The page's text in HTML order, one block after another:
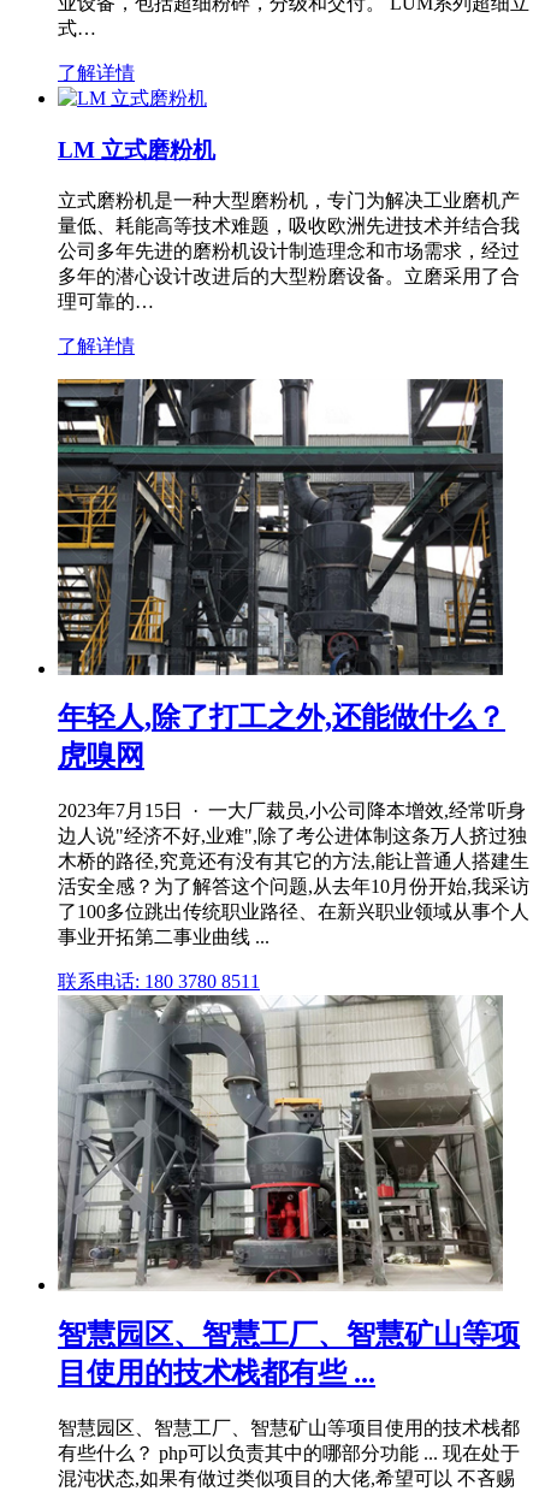
式…
了解详情
LM 立式磨粉机
立式磨粉机是一种大型磨粉机，专门为解决工业磨机产
量低、耗能高等技术难题，吸收欧洲先进技术并结合我
公司多年先进的磨粉机设计制造理念和市场需求，经过
多年的潜心设计改进后的大型粉磨设备。立磨采用了合
理可靠的…
了解详情
年轻人,除了打工之外,还能做什么？
虎嗅网
2023年7月15日 · 一⼤⼚裁员,⼩公司降本增效,经常听⾝
边⼈说"经济不好,业难",除了考公进体制这条万⼈挤过独
⽊桥的路径,究竟还有没有其它的⽅法,能让普通⼈搭建⽣
活安全感？为了解答这个问题,从去年10⽉份开始,我采访
了100多位跳出传统职业路径、在新兴职业领域从事个⼈
事业开拓第⼆事业曲线 ...
联系电话: 180 3780 8511
智慧园区、智慧工厂、智慧矿山等项
目使用的技术栈都有些 ...
智慧园区、智慧工厂、智慧矿山等项目使用的技术栈都
有些什么？ php可以负责其中的哪部分功能 ... 现在处于
混沌状态,如果有做过类似项目的大佬,希望可以 不吝赐